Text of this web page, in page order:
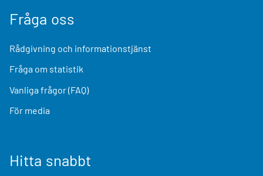
Fråga oss
Rådgivning och informationstjänst
Fråga om statistik
Vanliga frågor (FAQ)
För media
Hitta snabbt